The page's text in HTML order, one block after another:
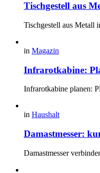
Tischgestell aus
Tischgestell aus Metall
in Magazin
Infrarotkabine:
Infrarotkabine planen:
in Haushalt
Damastmesser:
Damastmesser